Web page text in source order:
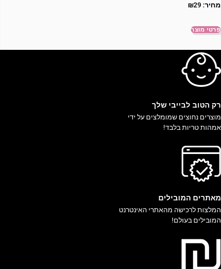
מחיר: ₪29
פרטי מוצר
רק הטוב לבייבי שלך
מוצרים נחוצים שמומלצים על ידי
אמהות טריות בלבד!
מאתרים המובילים
המלצות לרכישה מהאתרי האינטרנט
המובילים בעולם!